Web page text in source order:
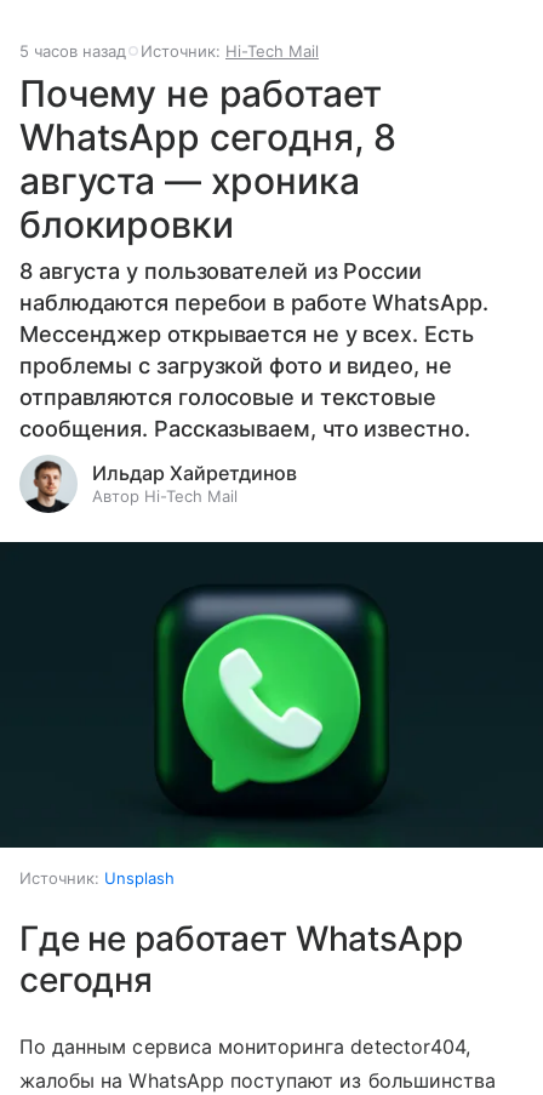
5 часов назад Источник: Hi-Tech Mail
Почему не работает
WhatsApp сегодня, 8
августа — хроника
блокировки
8 августа у пользователей из России
наблюдаются перебои в работе WhatsApp.
Мессенджер открывается не у всех. Есть
проблемы с загрузкой фото и видео, не
отправляются голосовые и текстовые
сообщения. Рассказываем, что известно.
Ильдар Хайретдинов
Автор Hi-Tech Mail
Источник: Unsplash
Где не работает WhatsApp
сегодня
По данным сервиса мониторинга detector404,
жалобы на WhatsApp поступают из большинства